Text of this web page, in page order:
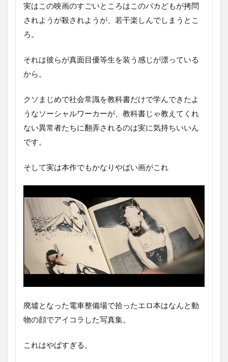
実はこの映画のすごいところはこのバカどもが拷問
されようが殺されようが、若干楽しんでしまうとこ
ろ。
それは彼らが真面目優等生を装う感じが漂っている
から。
クソまじめで社会常識を教科書だけで学んできたよ
うなソーシャルワーカーが、教科書じゃ教えてくれ
ない異常者たちに翻弄されるのは実に気持ちいいん
です。
そして実は本作でもかなりやばい画がこれ
廃墟となった電車整備場で拾ったエロ本はなんと動
物の顔でアイコラした写真集。
これはやばすぎる。